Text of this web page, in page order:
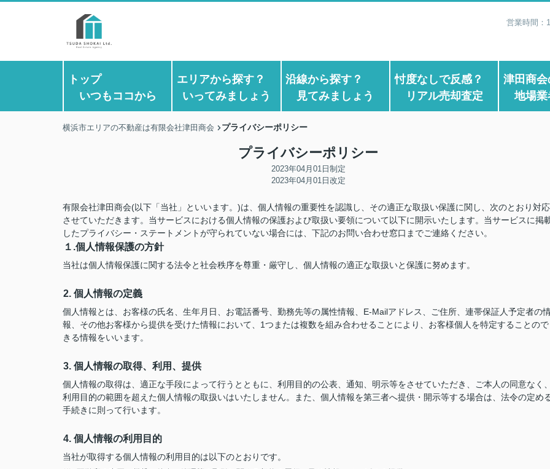
営業時間：
トップ
いつもココから
エリアから探す？
いってみましょう
沿線から探す？
見てみましょう
忖度なしで反感？
リアル売却査定
津田商
地場
横浜市エリアの不動産は有限会社津田商会 プライバシーポリシー
プライバシーポリシー
2023年04月01日制定
2023年04月01日改定
有限会社津田商会(以下「当社」といいます。)は、個人情報の重要性を認識し、その適正な取扱い保護に関し、次のとおり対応
させていただきます。当サービスにおける個人情報の保護および取扱い要領について以下に開示いたします。当サービスに掲
したプライバシー・ステートメントが守られていない場合には、下記のお問い合わせ窓口までご連絡ください。
１.個人情報保護の方針
当社は個人情報保護に関する法令と社会秩序を尊重・厳守し、個人情報の適正な取扱いと保護に努めます。
2. 個人情報の定義
個人情報とは、お客様の氏名、生年月日、お電話番号、勤務先等の属性情報、E-Mailアドレス、ご住所、連帯保証人予定者の
報、その他お客様から提供を受けた情報において、1つまたは複数を組み合わせることにより、お客様個人を特定することので
きる情報をいいます。
3. 個人情報の取得、利用、提供
個人情報の取得は、適正な手段によって行うとともに、利用目的の公表、通知、明示等をさせていただき、ご本人の同意なく
利用目的の範囲を超えた個人情報の取扱いはいたしません。また、個人情報を第三者へ提供・開示等する場合は、法令の定め
手続きに則って行います。
4. 個人情報の利用目的
当社が取得する個人情報の利用目的は以下のとおりです。